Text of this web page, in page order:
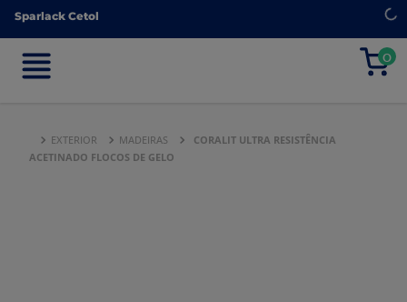
Sparlack Cetol
0
Sparlack Cetol
0
EXTERIOR MADEIRAS
CORALIT ULTRA RESISTÊNCIA
ACETINADO FLOCOS DE GELO